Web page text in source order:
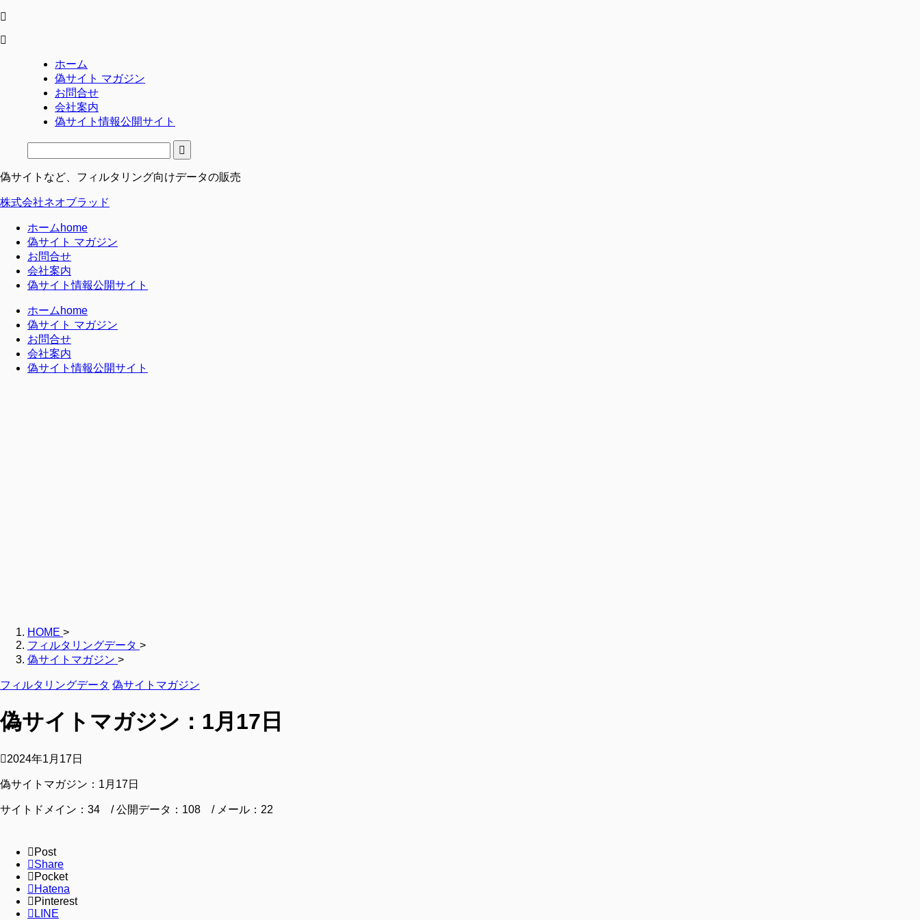
ホーム
偽サイト マガジン
お問合せ
会社案内
偽サイト情報公開サイト
偽サイトなど、フィルタリング向けデータの販売
株式会社ネオブラッド
ホーム home
偽サイト マガジン
お問合せ
会社案内
偽サイト情報公開サイト
ホーム home
偽サイト マガジン
お問合せ
会社案内
偽サイト情報公開サイト
HOME >
フィルタリングデータ >
偽サイトマガジン >
フィルタリングデータ 偽サイトマガジン
偽サイトマガジン：1月17日
2024年1月17日
偽サイトマガジン：1月17日
サイトドメイン：34 / 公開データ：108 / メール：22
Post
Share
Pocket
Hatena
Pinterest
LINE